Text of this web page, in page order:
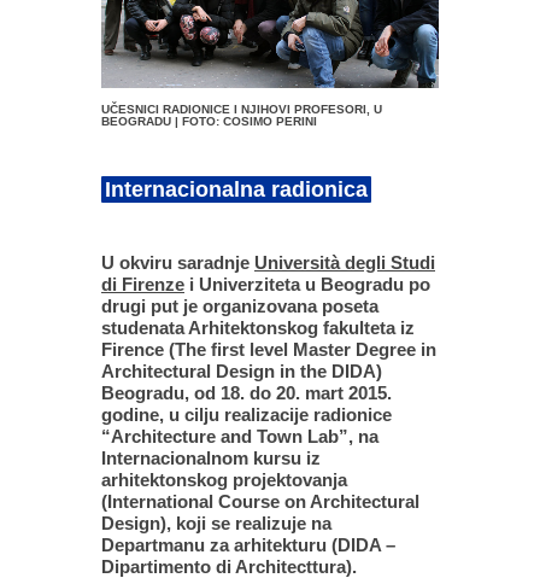
UČESNICI RADIONICE I NJIHOVI PROFESORI, U
BEOGRADU | FOTO: COSIMO PERINI
Internacionalna radionica
U okviru saradnje Università degli Studi
di Firenze i Univerziteta u Beogradu po
drugi put je organizovana poseta
studenata Arhitektonskog fakulteta iz
Firence (The first level Master Degree in
Architectural Design in the DIDA)
Beogradu, od 18. do 20. mart 2015.
godine, u cilju realizacije radionice
“Architecture and Town Lab”, na
Internacionalnom kursu iz
arhitektonskog projektovanja
(International Course on Architectural
Design), koji se realizuje na
Departmanu za arhitekturu (DIDA –
Dipartimento di Architecttura).